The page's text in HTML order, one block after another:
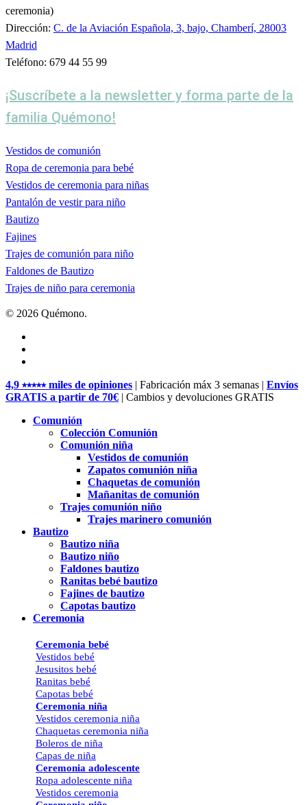
ceremonia)
Dirección: C. de la Aviación Española, 3, bajo, Chamberí, 28003
Madrid
Teléfono: 679 44 55 99
¡Suscríbete a la newsletter y forma parte de la
familia Quémono!
Vestidos de comunión
Ropa de ceremonia para bebé
Vestidos de ceremonia para niñas
Pantalón de vestir para niño
Bautizo
Fajines
Trajes de comunión para niño
Faldones de Bautizo
Trajes de niño para ceremonia
© 2026 Quémono.
Close
Menu
4,9 ⭑⭑⭑⭑⭑ miles de opiniones | Fabricación máx 3 semanas | Envíos
GRATIS a partir de 70€ | Cambios y devoluciones GRATIS
Comunión
Colección Comunión
Comunión niña
Vestidos de comunión
Zapatos comunión niña
Chaquetas de comunión
Mañanitas de comunión
Trajes comunión niño
Trajes marinero comunión
Bautizo
Bautizo niña
Bautizo niño
Faldones bautizo
Ranitas bebé bautizo
Fajines de bautizo
Capotas bautizo
Ceremonia
Ceremonia bebé
Vestidos bebé
Jesusitos bebé
Ranitas bebé
Capotas bebé
Ceremonia niña
Vestidos ceremonia niña
Chaquetas ceremonia niña
Boleros de niña
Capas de niña
Ceremonia adolescente
Ropa adolescente niña
Vestidos ceremonia